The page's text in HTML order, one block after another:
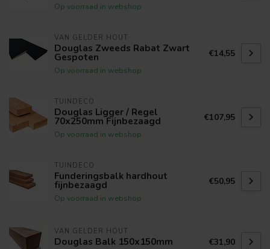
Op voorraad in webshop
VAN GELDER HOUT
Douglas Zweeds Rabat Zwart
Gespoten
Op voorraad in webshop
€14,55
TUINDECO
Douglas Ligger / Regel
70x250mm Fijnbezaagd
Op voorraad in webshop
€107,95
TUINDECO
Funderingsbalk hardhout
fijnbezaagd
Op voorraad in webshop
€50,95
VAN GELDER HOUT
Douglas Balk 150x150mm €31,90